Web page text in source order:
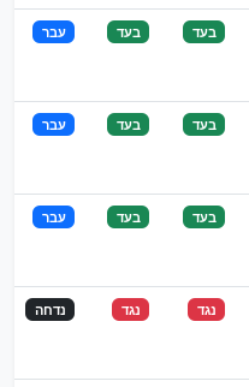
בעד בעד עבר
בעד בעד עבר
בעד בעד עבר
נגד נגד נדחה